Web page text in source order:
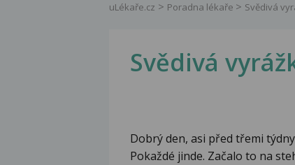
uLékaře.cz Poradna lékaře Svědivá
Svědivá
Dobrý den, asi před třemi
Pokaždé jinde. Začalo to na